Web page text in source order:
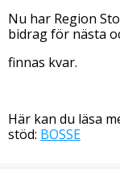
Nu har Region
bidrag för nästa
finnas kvar.
Här kan du läsa
stöd: BOSSE